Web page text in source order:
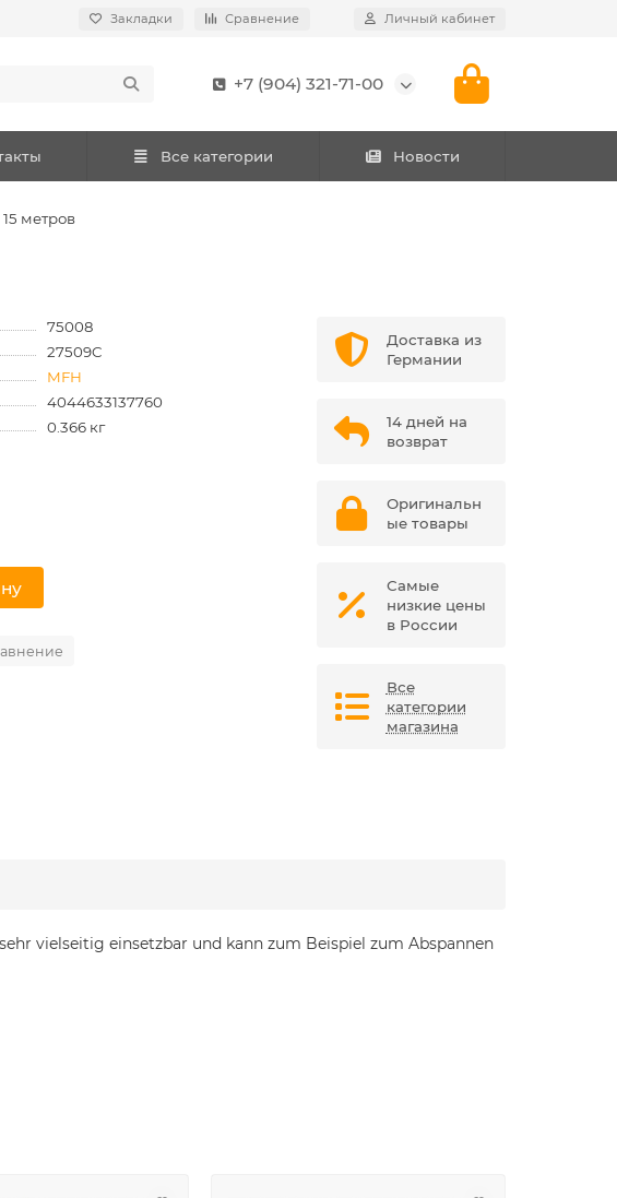
Закладки Сравнение Личный кабинет
+7 (904) 321-71-00
Все категории Новости
метров
75008
27509C
MFH
4044633137760
0.366 кг
Доставка из
Германии
14 дней на
возврат
Оригинальн
ые товары
Самые
низкие цены
в России
Все
категории
магазина
vielseitig einsetzbar und kann zum Beispiel zum Abspannen